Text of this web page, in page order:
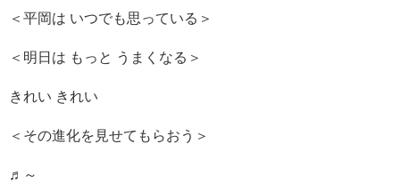
＜平岡は いつでも思っている＞
＜明日は もっと うまくなる＞
きれい きれい
＜その進化を見せてもらおう＞
♬～